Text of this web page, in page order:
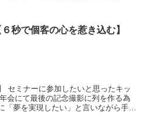
６秒で個客の心を惹き込む】
セミナーに参加したいと思ったキッ
会にて最後の記念撮影に列を作る為
夢を実現したい」と言いながら手を